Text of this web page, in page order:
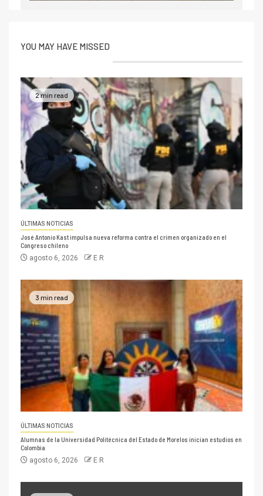
YOU MAY HAVE MISSED
2 min read
ÚLTIMAS NOTICIAS
José Antonio Kast impulsa nueva reforma contra el crimen organizado en el
Congreso chileno
agosto 6, 2026 E R
3 min read
ÚLTIMAS NOTICIAS
Alumnas de la Universidad Politécnica del Estado de Morelos inician estudios en
Colombia
agosto 6, 2026 E R